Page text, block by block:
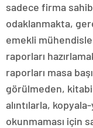
sadece firma
odaklanmakta,
emekli
raporları
raporları masa
görülmeden,
alıntılarla,
okunmaması için